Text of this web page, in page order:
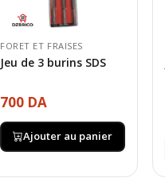
FORET ET FRAISES
Jeu de 3 burins SDS
700 DA
Ajouter au panier